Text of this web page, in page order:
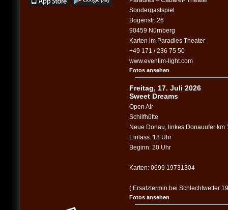
Sondergastspiel
Bogenstr. 26
90459 Nürnberg
Karten im Paradies Theater
+49 171 / 236 75 50
www.eventim-light.com
Fotos ansehen
Freitag, 17. Juli 2026
Sweet Dreams
Open Air
Schilfhütte
Neue Donau, linkes Donauufer km
Einlass: 18 Uhr
Beginn: 20 Uhr
Karten: 0699 19731304
( Ersatztermin bei Schlechtwetter
Fotos ansehen